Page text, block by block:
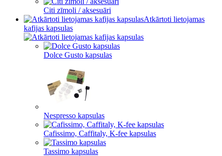
Citi zīmoli / aksesuāri
Atkārtoti lietojamas
kafijas kapsulas
Dolce Gusto kapsulas
Nespresso kapsulas
Cafissimo, Caffitaly, K-fee kapsulas
Tassimo kapsulas